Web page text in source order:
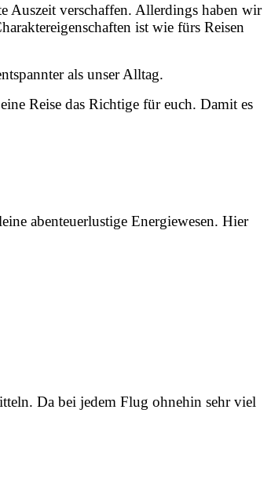
Auszeit verschaffen. Allerdings haben wir
ist wie fürs Reisen
als unser Alltag.
Reise das Richtige für euch. Damit es
abenteuerlustige Energiewesen. Hier
Da bei jedem Flug ohnehin sehr viel